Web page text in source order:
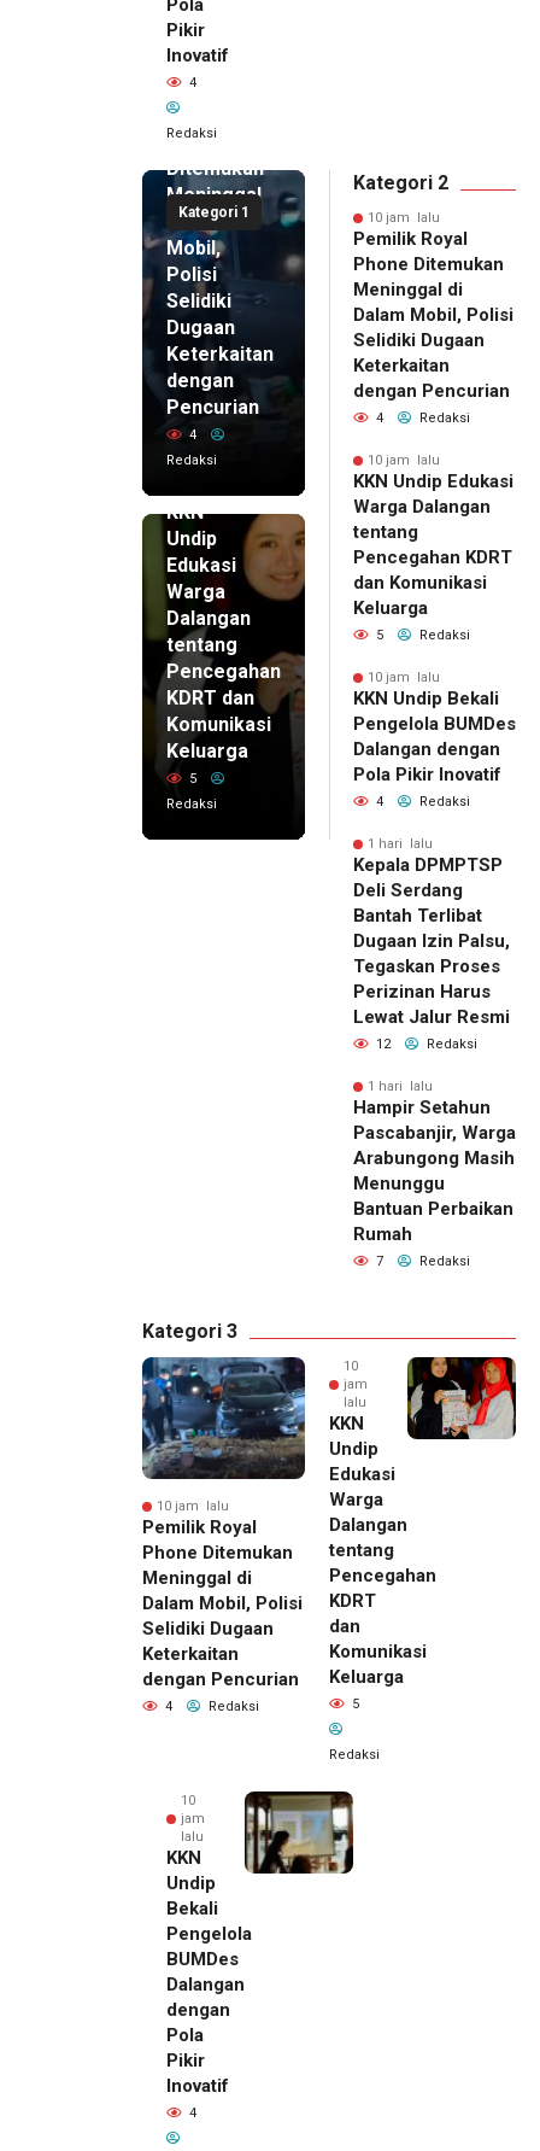
Pola
Pikir
Inovatif
4
Redaksi
Kategori 1
Pemilik
Royal
Phone
Ditemukan
Meninggal
di Dalam
Mobil,
Polisi
Selidiki
Dugaan
Keterkaitan
dengan
Pencurian
4
Redaksi
KKN
Undip
Edukasi
Warga
Dalangan
tentang
Pencegahan
KDRT dan
Komunikasi
Keluarga
5
Redaksi
Kategori 2
10 jam lalu
Pemilik Royal
Phone Ditemukan
Meninggal di
Dalam Mobil, Polisi
Selidiki Dugaan
Keterkaitan
dengan Pencurian
4 Redaksi
10 jam lalu
KKN Undip Edukasi
Warga Dalangan
tentang
Pencegahan KDRT
dan Komunikasi
Keluarga
5 Redaksi
10 jam lalu
KKN Undip Bekali
Pengelola BUMDes
Dalangan dengan
Pola Pikir Inovatif
4 Redaksi
1 hari lalu
Kepala DPMPTSP
Deli Serdang
Bantah Terlibat
Dugaan Izin Palsu,
Tegaskan Proses
Perizinan Harus
Lewat Jalur Resmi
12 Redaksi
1 hari lalu
Hampir Setahun
Pascabanjir, Warga
Arabungong Masih
Menunggu
Bantuan Perbaikan
Rumah
7 Redaksi
Kategori 3
10 jam lalu
Pemilik Royal
Phone Ditemukan
Meninggal di
Dalam Mobil, Polisi
Selidiki Dugaan
Keterkaitan
dengan Pencurian
4 Redaksi
10
jam
lalu
KKN
Undip
Edukasi
Warga
Dalangan
tentang
Pencegahan
KDRT
dan
Komunikasi
Keluarga
5
Redaksi
10
jam
lalu
KKN
Undip
Bekali
Pengelola
BUMDes
Dalangan
dengan
Pola
Pikir
Inovatif
4